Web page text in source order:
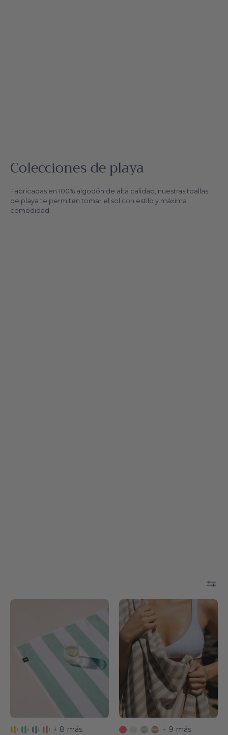
Colecciones de playa
Fabricadas en 100% algodón de alta calidad, nuestras toallas
de playa te permiten tomar el sol con estilo y máxima
comodidad.
individual
Torres
Novas
+ 8 más
Torres
Novas
+ 9 más